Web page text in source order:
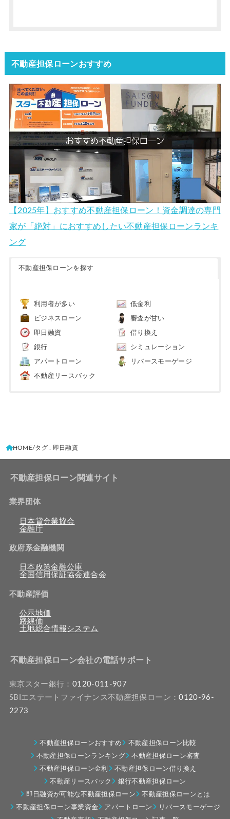
不動産担保ローンおすすめ
【2025年】おすすめ不動産担保ローン！資金調達の専門
家が「絶対」におすすめしたい不動産担保ローンランキ
ング
不動産担保ローンを探す
利用者が多い 低金利
ビジネスローン 審査が甘い
即日融資 借り換え
銀行 シミュレーション
アパートローン リバースモーゲージ
不動産リースバック
HOME タグ : 即日融資
不動産担保ローン関連サイト
業界団体
日本貸金業協会
金融庁
政府系金融機関
日本政策金融公庫
全国信用保証協会連合会
不動産評価
公示地価
路線価
土地総合情報システム
不動産担保ローン会社の電話サポート
東京スター銀行： 0120-011-907
SBIエステートファイナンス不動産担保ローン：0120-96-
2273
不動産担保ローンおすすめ
不動産担保ローン比較
不動産担保ローンランキング
不動産担保ローン審査
不動産担保ローン金利
不動産担保ローン借り換え
不動産リースバック
銀行不動産担保ローン
即日融資が可能な不動産担保ローン
不動産担保ローンとは
不動産担保ローン事業資金
アパートローン
リバースモーゲージ